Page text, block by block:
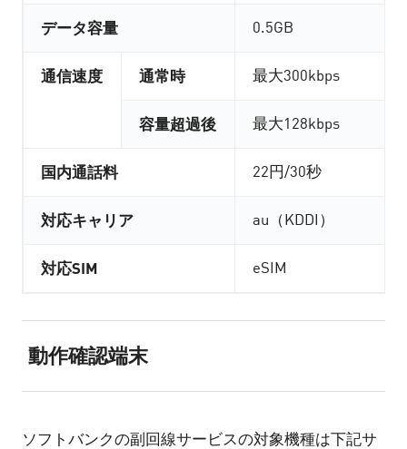
データ容量 0.5GB
通信速度 通常時 最大300kbps
容量超過後 最大128kbps
国内通話料 22円/30秒
対応キャリア au（KDDI）
対応SIM eSIM
動作確認端末
ソフトバンクの副回線サービスの対象機種は下記サ